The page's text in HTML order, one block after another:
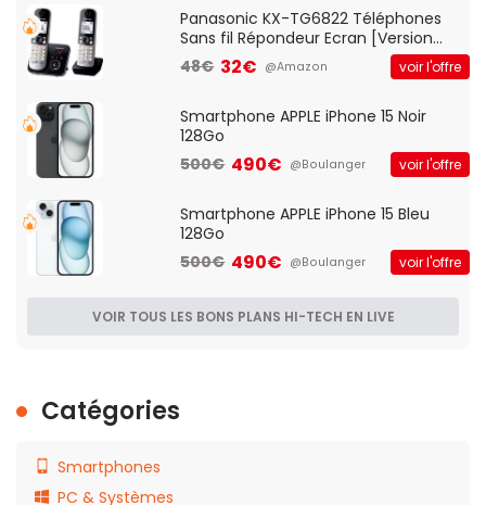
Panasonic KX-TG6822 Téléphones
Sans fil Répondeur Ecran [Version
Française]
48€ 32€ @Amazon voir l'offre
Smartphone APPLE iPhone 15 Noir
128Go
500€ 490€ @Boulanger voir l'offre
Smartphone APPLE iPhone 15 Bleu
128Go
500€ 490€ @Boulanger voir l'offre
VOIR TOUS LES BONS PLANS HI-TECH EN LIVE
Catégories
Smartphones
PC & Systèmes